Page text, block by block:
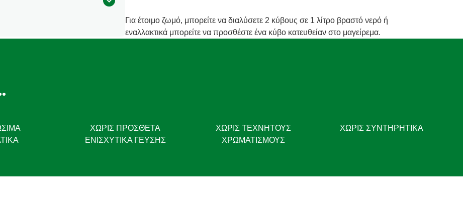
Για έτοιμο ζωμό, μπορείτε να διαλύσετε 2 κύβους σε 1 λίτρο βραστό νερό ή
εναλλακτικά μπορείτε να προσθέστε ένα κύβο κατευθείαν στο μαγείρεμα.
ΧΩΡΊΣ ΠΡΌΣΘΕΤΑ
ΕΝΙΣΧΥΤΙΚΆ ΓΕΎΣΗΣ
ΧΩΡΊΣ ΤΕΧΝΗΤΟΎΣ
ΧΡΩΜΑΤΙΣΜΟΎΣ
ΧΩΡΙΣ ΣΥΝΤΗΡΗΤΙΚΑ